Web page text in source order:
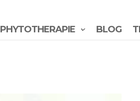
PHYTOTHERAPIE BLOG